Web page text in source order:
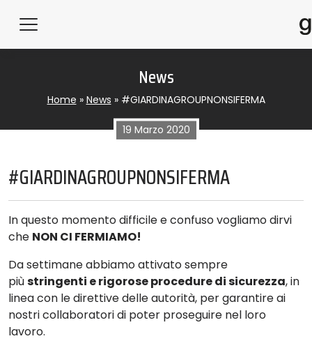
News
Home » News » #GIARDINAGROUPNONSIFERMA
19 Marzo 2020
#GIARDINAGROUPNONSIFERMA
In questo momento difficile e confuso vogliamo dirvi
che NON CI FERMIAMO!
Da settimane abbiamo attivato sempre
piùstringenti e rigorose procedure di sicurezza, in
linea con le direttive delle autorità, per garantire ai
nostri collaboratori di poter proseguire nel loro
lavoro.